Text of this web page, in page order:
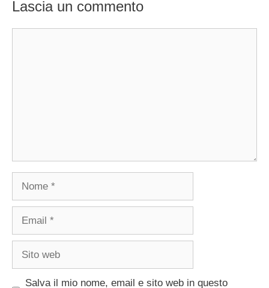
Lascia un commento
Nome
Email
Sito
Salva il mio nome, email e sito web in questo